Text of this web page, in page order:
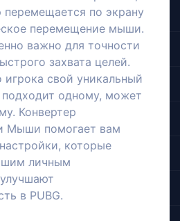
перемещается по экрану
перемещение мыши.
важно для точности
захвата целей.
свой уникальный
подходит одному, может
Конвертер
Мыши помогает вам
которые
личным
в PUBG.